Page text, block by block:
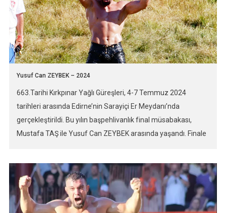
Yusuf Can ZEYBEK – 2024
663.Tarihi Kırkpınar Yağlı Güreşleri, 4-7 Temmuz 2024
tarihleri arasında Edirne’nin Sarayiçi Er Meydanı’nda
gerçekleştirildi. Bu yılın başpehlivanlık final müsabakası,
Mustafa TAŞ ile Yusuf Can ZEYBEK arasında yaşandı. Finale
kazandığı uzatmalara gitti. Sarayiçi Er Meydanı’nda, final
güreşinden önce gerçekleştirilen yarı final […]